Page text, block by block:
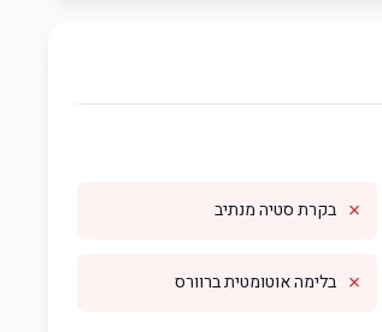
✗ בקרת סטיה מנתיב
✗ בלימה אוטומטית ברוורס